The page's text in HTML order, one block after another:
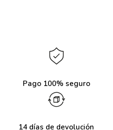
Pago 100% seguro
14 días de devolución